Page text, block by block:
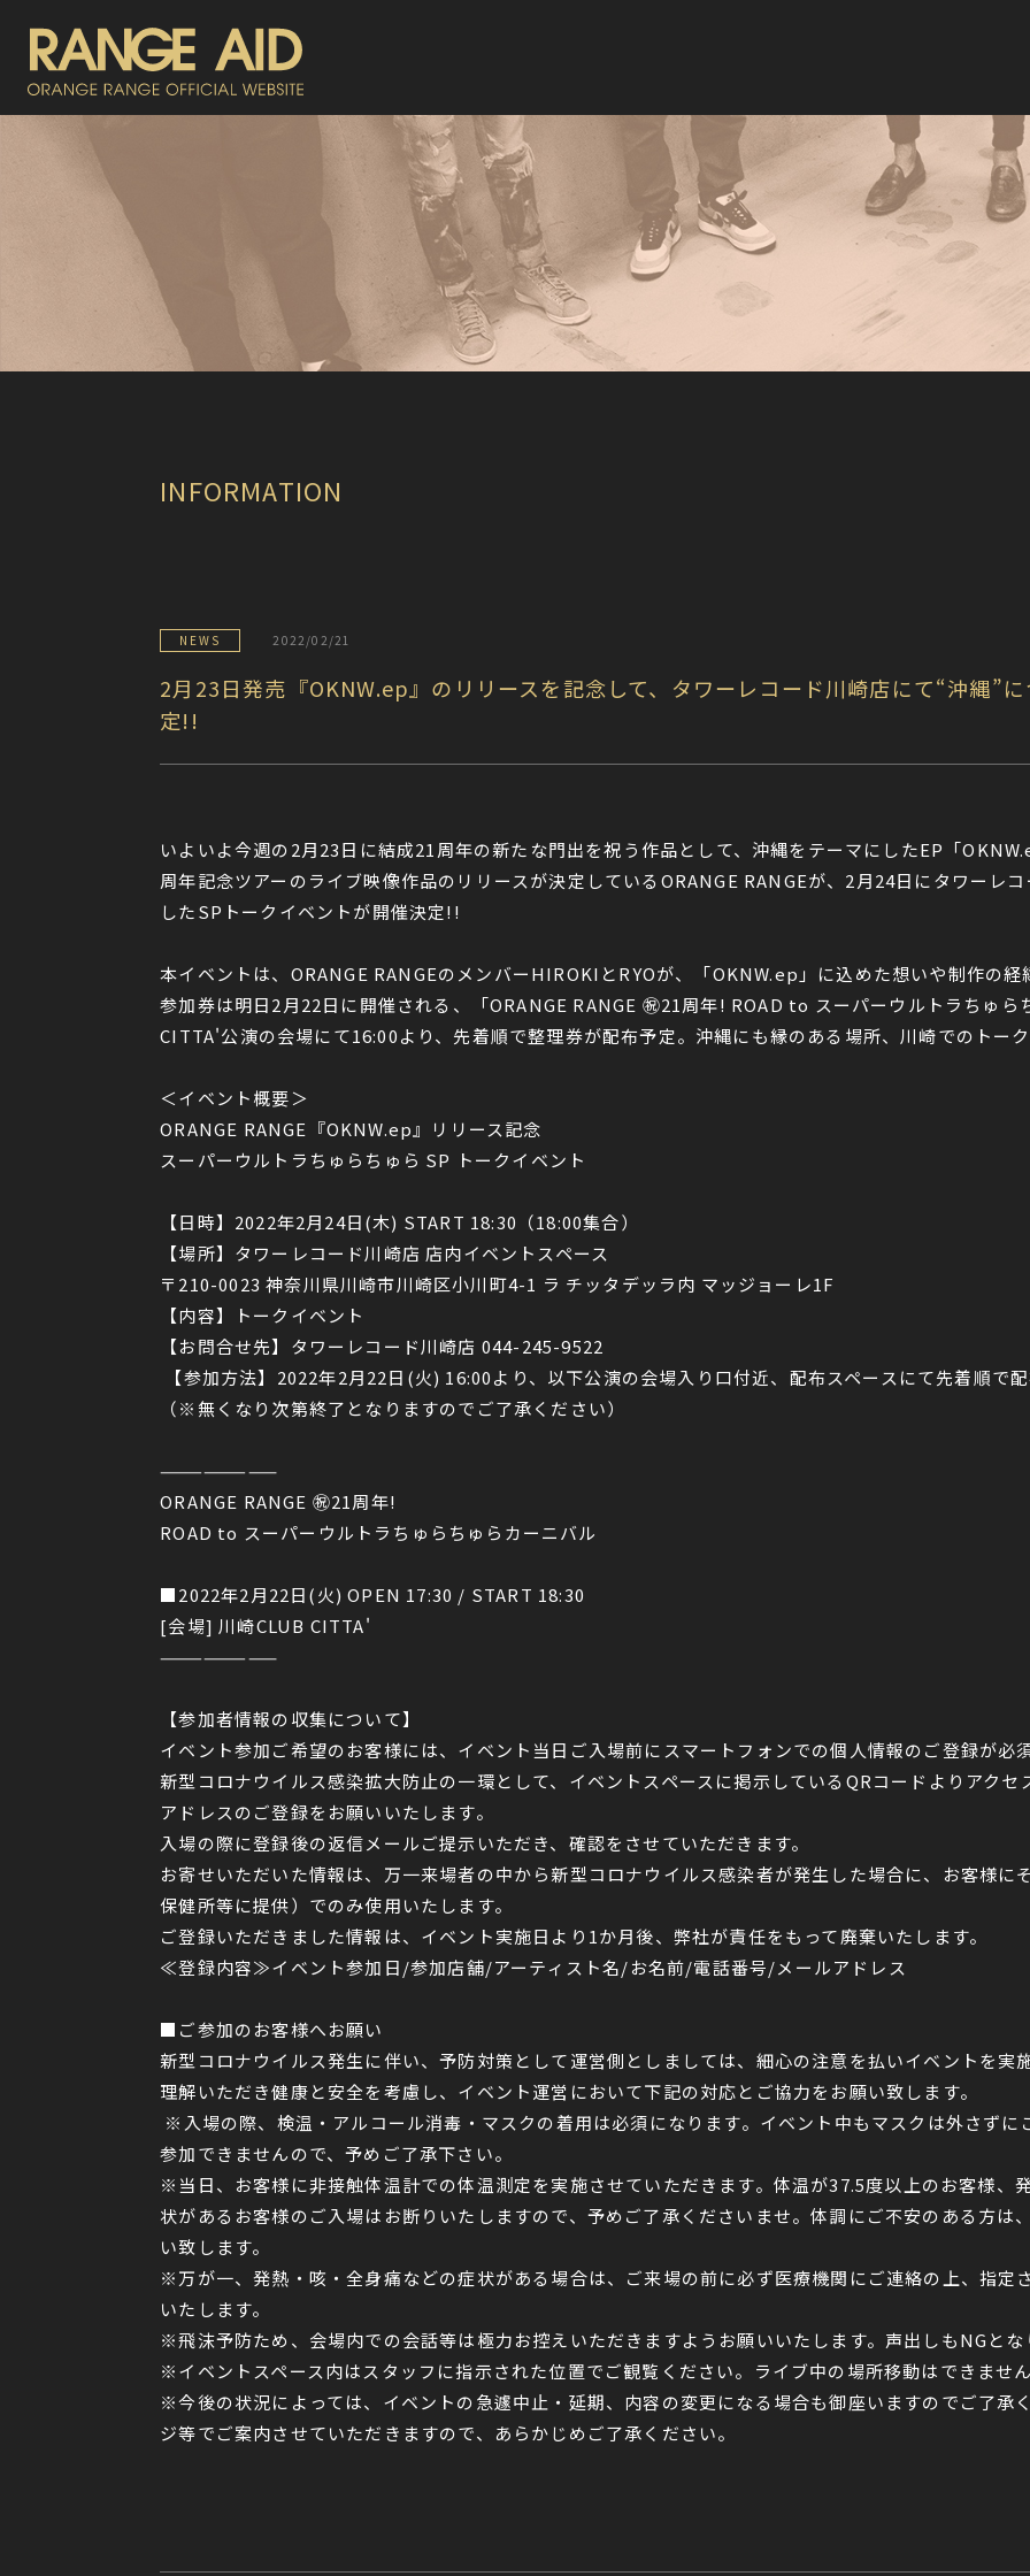
INFORMATION
NEWS 2022/02/21
2月23日発売『OKNW.ep』のリリースを記念して、タワーレコード川崎店にて“沖縄”
定!!
いよいよ今週の2月23日に結成21周年の新たな門出を祝う作品として、沖縄をテーマにしたEP「
周年記念ツアーのライブ映像作品のリリースが決定しているORANGE RANGEが、2月24日にタワーレ
したSPトークイベントが開催決定!!
本イベントは、ORANGE RANGEのメンバーHIROKIとRYOが、「OKNW.ep」に込めた想いや制作の経
参加券は明日2月22日に開催される、「ORANGE RANGE ㊗︎21周年! ROAD to スーパーウルトラちゅら
CITTA'公演の会場にて16:00より、先着順で整理券が配布予定。 沖縄にも縁のある場所、川崎でのトー
＜イベント概要＞
ORANGE RANGE『OKNW.ep』リリース記念
スーパーウルトラちゅらちゅら SP トークイベント
【日時】2022年2月24日(木) START 18:30（18:00集合）
【場所】タワーレコード川崎店 店内イベントスペース
〒210-0023 神奈川県川崎市川崎区小川町4-1 ラ チッタデッラ内 マッジョーレ1F
【内容】トークイベント
【お問合せ先】タワーレコード川崎店 044-245-9522
【参加方法】2022年2月22日(火) 16:00より、以下公演の会場入り口付近、配布スペースにて先着順で配
（※無くなり次第終了となりますのでご了承ください）
————————
ORANGE RANGE ㊗︎21周年!
ROAD to スーパーウルトラちゅらちゅらカーニバル
■2022年2月22日(火) OPEN 17:30 / START 18:30
[会場] 川崎CLUB CITTA'
————————
【参加者情報の収集について】
イベント参加ご希望のお客様には、イベント当日ご入場前にスマートフォンでの個人情報のご登録が必
新型コロナウイルス感染拡大防止の一環として、イベントスペースに掲示しているQRコードよりア
アドレスのご登録をお願いいたします。
入場の際に登録後の返信メールご提示いただき、確認をさせていただきます。
お寄せいただいた情報は、万一来場者の中から新型コロナウイルス感染者が発生した場合に、お客様に
保健所等に提供）でのみ使用いたします。
ご登録いただきました情報は、イベント実施日より1か月後、弊社が責任をもって廃棄いたします。
≪登録内容≫イベント参加日/参加店舗/アーティスト名/お名前/電話番号/メールアドレス
■ご参加のお客様へお願い
新型コロナウイルス発生に伴い、予防対策として運営側としましては、細心の注意を払いイベントを実
理解いただき健康と安全を考慮し、イベント運営において下記の対応とご協力をお願い致します。
※入場の際、検温・アルコール消毒・マスクの着用は必須になります。イベント中もマスクは外さずに
参加できませんので、予めご了承下さい。
※当日、お客様に非接触体温計での体温測定を実施させていただきます。体温が37.5度以上のお客様、
状があるお客様のご入場はお断りいたしますので、予めご了承くださいませ。体調にご不安のある方は
い致します。
※万が一、発熱・咳・全身痛などの症状がある場合は、ご来場の前に必ず医療機関にご連絡の上、指定
いたします。
※飛沫予防ため、会場内での会話等は極力お控えいただきますようお願いいたします。声出しもNGとな
※イベントスペース内はスタッフに指示された位置でご観覧ください。ライブ中の場所移動はできません
※今後の状況によっては、イベントの急遽中止・延期、内容の変更になる場合も御座いますのでご了承
ジ等でご案内させていただきますので、あらかじめご了承ください。